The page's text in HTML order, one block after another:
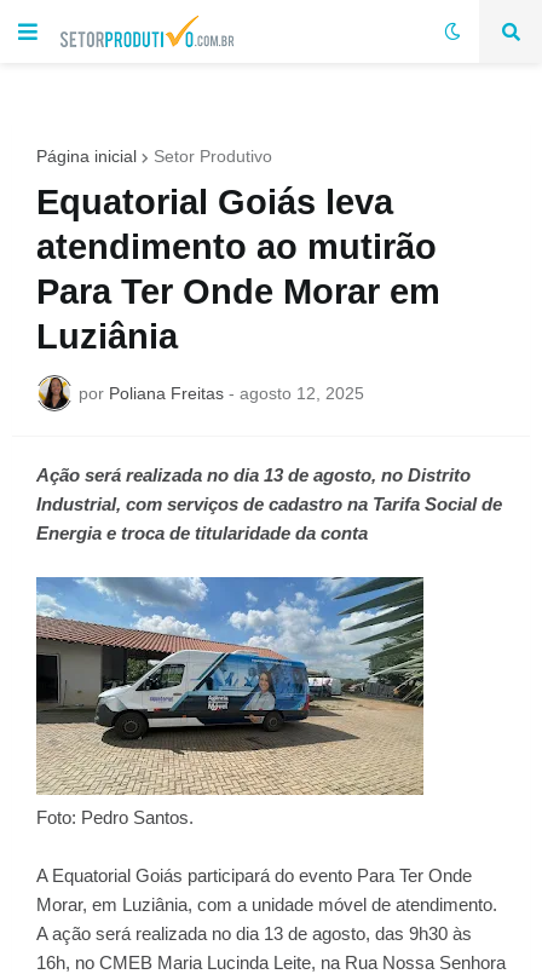
Página inicial Setor Produtivo
Equatorial Goiás leva
atendimento ao mutirão
Para Ter Onde Morar em
Luziânia
por Poliana Freitas - agosto 12, 2025
Ação será realizada no dia 13 de agosto, no Distrito
Industrial, com serviços de cadastro na Tarifa Social de
Energia e troca de titularidade da conta
Foto: Pedro Santos.
A Equatorial Goiás participará do evento Para Ter Onde
Morar, em Luziânia, com a unidade móvel de atendimento.
A ação será realizada no dia 13 de agosto, das 9h30 às
16h, no CMEB Maria Lucinda Leite, na Rua Nossa Senhora